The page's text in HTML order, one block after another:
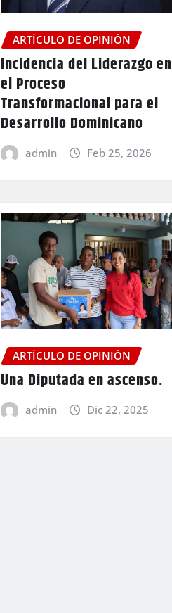
ARTÍCULO DE OPINIÓN
Incidencia del Liderazgo en
el Proceso
Transformacional para el
Desarrollo Dominicano
admin Feb 25, 2026
ARTÍCULO DE OPINIÓN
Una Diputada en ascenso.
admin Dic 22, 2025